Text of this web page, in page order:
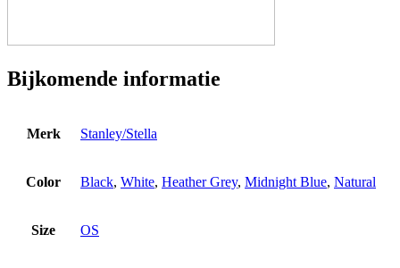
Bijkomende informatie
Merk Stanley/Stella
Color Black, White, Heather Grey, Midnight Blue, Natural
Size OS